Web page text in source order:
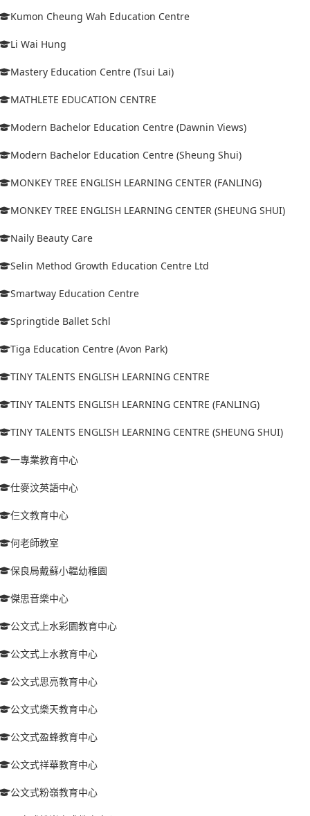
Kumon Cheung Wah Education Centre
Li Wai Hung
Mastery Education Centre (Tsui Lai)
MATHLETE EDUCATION CENTRE
Modern Bachelor Education Centre (Dawnin Views)
Modern Bachelor Education Centre (Sheung Shui)
MONKEY TREE ENGLISH LEARNING CENTER (FANLING)
MONKEY TREE ENGLISH LEARNING CENTER (SHEUNG SHUI)
Naily Beauty Care
Selin Method Growth Education Centre Ltd
Smartway Education Centre
Springtide Ballet Schl
Tiga Education Centre (Avon Park)
TINY TALENTS ENGLISH LEARNING CENTRE
TINY TALENTS ENGLISH LEARNING CENTRE (FANLING)
TINY TALENTS ENGLISH LEARNING CENTRE (SHEUNG SHUI)
一專業教育中心
仕麥汶英語中心
仨文教育中心
何老師教室
保良局戴蘇小韞幼稚園
傑思音樂中心
公文式上水彩園教育中心
公文式上水教育中心
公文式思亮教育中心
公文式樂天教育中心
公文式盈蜂教育中心
公文式祥華教育中心
公文式粉嶺教育中心